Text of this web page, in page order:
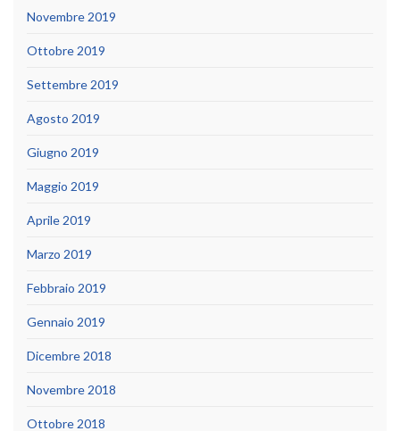
Novembre 2019
Ottobre 2019
Settembre 2019
Agosto 2019
Giugno 2019
Maggio 2019
Aprile 2019
Marzo 2019
Febbraio 2019
Gennaio 2019
Dicembre 2018
Novembre 2018
Ottobre 2018